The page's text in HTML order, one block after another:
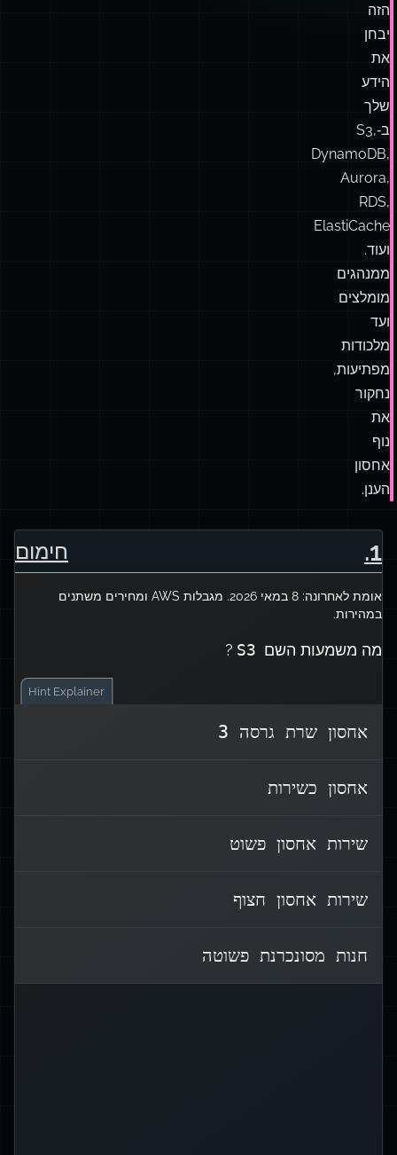
הזה
יבחן
את
הידע
שלך
ב‑S3,
DynamoDB,
Aurora,
RDS,
ElastiCache
ועוד.
ממנהגים
מומלצים
ועד
מלכודות
מפתיעות,
נחקור
את
נוף
אחסון
הענן.
1
. חימום
אומת לאחרונה: 8 במאי 2026. מגבלות AWS ומחירים משתנים
במהירות.
מה משמעות השם S3
?
Hint Explainer
אחסון שרת גרסה 3
אחסון כשירות
שירות אחסון פשוט
שירות אחסון חצוף
חנות מסונכרנת פשוטה
Storage Service). זהו שירות אחסון
נתונים בקנה מידה גדול.
גבוהה